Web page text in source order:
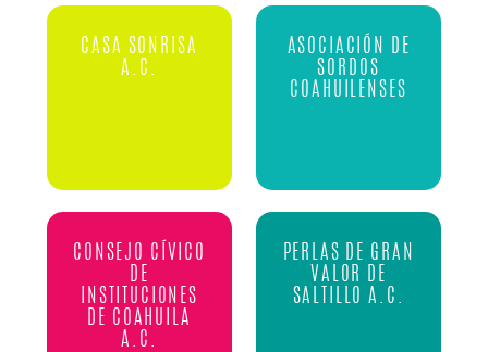
CASA SONRISA
A.C.
ASOCIACIÓN DE
SORDOS
COAHUILENSES
CONSEJO CÍVICO
DE
INSTITUCIONES
DE COAHUILA
A.C.
PERLAS DE GRAN
VALOR DE
SALTILLO A.C.